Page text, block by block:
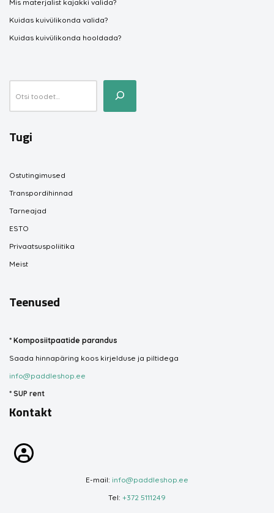
Mis materjalist kajakki valida?
Kuidas kuivülikonda valida?
Kuidas kuivülikonda hooldada?
Tugi
Ostutingimused
Transpordihinnad
Tarneajad
ESTO
Privaatsuspoliitika
Meist
Teenused
* Komposiitpaatide parandus
Saada hinnapäring koos kirjelduse ja piltidega
info@paddleshop.ee
* SUP rent
Kontakt
E-mail: info@paddleshop.ee
Tel: +372 5111249